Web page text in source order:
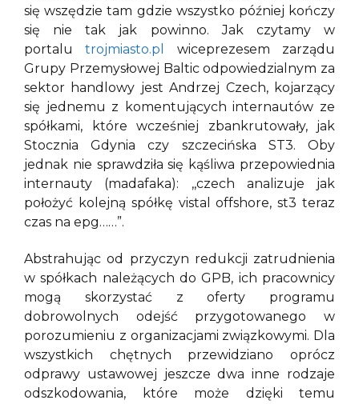
się wszędzie tam gdzie wszystko później kończy
się nie tak jak powinno. Jak czytamy w
portalutrojmiasto.pl
wiceprezesem zarządu
Grupy Przemysłowej Baltic odpowiedzialnym za
sektor handlowy jest Andrzej Czech, kojarzący
się jednemu z komentujących internautów ze
spółkami, które wcześniej zbankrutowały, jak
Stocznia Gdynia czy szczecińska ST3. Oby
jednak nie sprawdziła się kąśliwa przepowiednia
internauty (madafaka): ,,czech analizuje jak
położyć kolejną spółkę vistal offshore, st3 teraz
czas na epg……”.
Abstrahując od przyczyn redukcji zatrudnienia
w spółkach należących do GPB, ich pracownicy
mogą skorzystać z oferty programu
dobrowolnych odejść przygotowanego w
porozumieniu z organizacjami związkowymi. Dla
wszystkich chętnych przewidziano oprócz
odprawy ustawowej jeszcze dwa inne rodzaje
odszkodowania, które może dzięki temu